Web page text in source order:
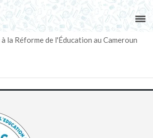
la Réforme de l'Éducation au Cameroun